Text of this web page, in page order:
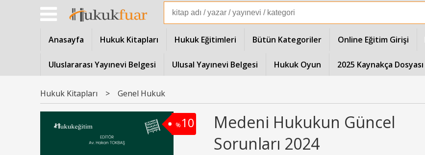
Anasayfa Hukuk Kitapları Hukuk Eğitimleri Bütün Kategoriler Online Eğitim Girişi
Uluslararası Yayınevi Belgesi Ulusal Yayınevi Belgesi Hukuk Oyun 2025 Kaynakça Dosyası
Hukuk Kitapları > Genel Hukuk
%10
Medeni Hukukun Güncel
Sorunları 2024